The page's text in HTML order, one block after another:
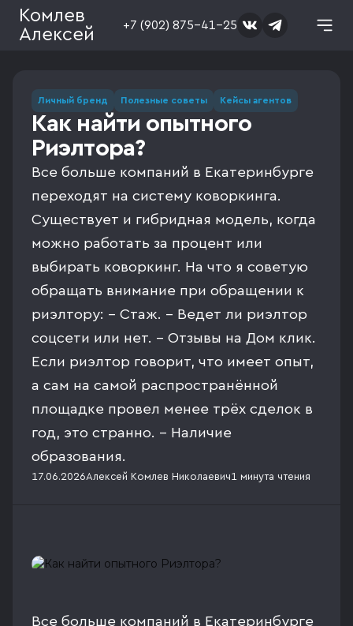
Комлев
Алексей
+7 (902) 875-41-25
Личный бренд Полезные советы Кейсы агентов
Как найти опытного
Риэлтора?
Все больше компаний в Екатеринбурге
переходят на систему коворкинга.
Существует и гибридная модель, когда
можно работать за процент или
выбирать коворкинг. На что я советую
обращать внимание при обращении к
риэлтору: - Стаж. - Ведет ли риэлтор
соцсети или нет. - Отзывы на Дом клик.
Если риэлтор говорит, что имеет опыт,
а сам на самой распространённой
площадке провел менее трёх сделок в
год, это странно. - Наличие
образования.
17.06.2026Алексей Комлев Николаевич1 минута чтения
Все больше компаний в Екатеринбурге